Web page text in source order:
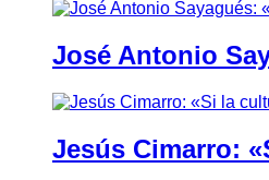
José Antonio
Jesús Cimarro: